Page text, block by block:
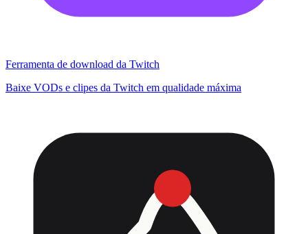
Ferramenta de download da Twitch
Baixe VODs e clipes da Twitch em qualidade máxima